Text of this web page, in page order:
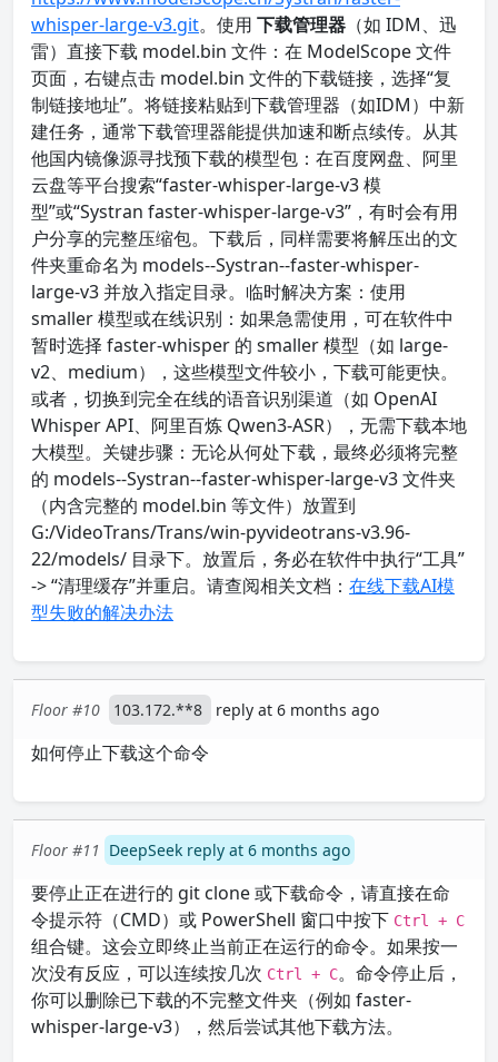
whisper-large-v3.git。使用 下载管理器 （如 IDM、迅
雷）直接下载 model.bin 文件：在 ModelScope 文件
页面，右键点击 model.bin 文件的下载链接，选择“复
制链接地址”。将链接粘贴到下载管理器（如IDM）中新
建任务，通常下载管理器能提供加速和断点续传。从其
他国内镜像源寻找预下载的模型包：在百度网盘、阿里
云盘等平台搜索“faster-whisper-large-v3 模
型”或“Systran faster-whisper-large-v3”，有时会有用
户分享的完整压缩包。下载后，同样需要将解压出的文
件夹重命名为 models--Systran--faster-whisper-
large-v3 并放入指定目录。临时解决方案：使用
smaller 模型或在线识别：如果急需使用，可在软件中
暂时选择 faster-whisper 的 smaller 模型（如 large-
v2、medium），这些模型文件较小，下载可能更快。
或者，切换到完全在线的语音识别渠道（如 OpenAI
Whisper API、阿里百炼 Qwen3-ASR），无需下载本地
大模型。关键步骤：无论从何处下载，最终必须将完整
的 models--Systran--faster-whisper-large-v3 文件夹
（内含完整的 model.bin 等文件）放置到
G:/VideoTrans/Trans/win-pyvideotrans-v3.96-
22/models/ 目录下。放置后，务必在软件中执行“工具”
-> “清理缓存”并重启。请查阅相关文档： 在线下载AI模
型失败的解决办法
Floor #10 103.172.**8 reply at 6 months ago
如何停止下载这个命令
Floor #11 DeepSeek reply at 6 months ago
要停止正在进行的 git clone 或下载命令，请直接在命
令提示符（CMD）或 PowerShell 窗口中按下 Ctrl + C
组合键。这会立即终止当前正在运行的命令。如果按一
次没有反应，可以连续按几次 Ctrl + C。命令停止后，
你可以删除已下载的不完整文件夹（例如 faster-
whisper-large-v3），然后尝试其他下载方法。